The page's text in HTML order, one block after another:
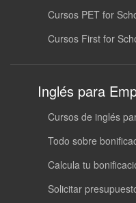
Cursos PET for
Cursos First for
Inglés para
Cursos de inglés
Todo sobre
Calcula tu
Solicitar